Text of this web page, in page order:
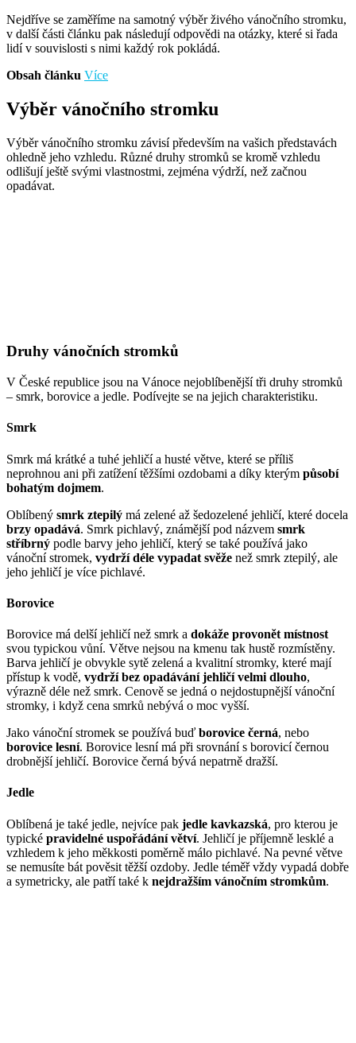
Nejdříve se zaměříme na samotný výběr živého vánočního stromku,
v další části článku pak následují odpovědi na otázky, které si řada
lidí v souvislosti s nimi každý rok pokládá.
Obsah článku Více
Výběr vánočního stromku
Výběr vánočního stromku závisí především na vašich představách
ohledně jeho vzhledu. Různé druhy stromků se kromě vzhledu
odlišují ještě svými vlastnostmi, zejména výdrží, než začnou
opadávat.
Druhy vánočních stromků
V České republice jsou na Vánoce nejoblíbenější tři druhy stromků
– smrk, borovice a jedle. Podívejte se na jejich charakteristiku.
Smrk
Smrk má krátké a tuhé jehličí a husté větve, které se příliš
neprohnou ani při zatížení těžšími ozdobami a díky kterým působí
bohatým dojmem.
Oblíbený smrk ztepilý má zelené až šedozelené jehličí, které docela
brzy opadává. Smrk pichlavý, známější pod názvem smrk
stříbrný podle barvy jeho jehličí, který se také používá jako
vánoční stromek, vydrží déle vypadat svěže než smrk ztepilý, ale
jeho jehličí je více pichlavé.
Borovice
Borovice má delší jehličí než smrk a dokáže provonět místnost
svou typickou vůní. Větve nejsou na kmenu tak hustě rozmístěny.
Barva jehličí je obvykle sytě zelená a kvalitní stromky, které mají
přístup k vodě, vydrží bez opadávání jehličí velmi dlouho,
výrazně déle než smrk. Cenově se jedná o nejdostupnější vánoční
stromky, i když cena smrků nebývá o moc vyšší.
Jako vánoční stromek se používá buď borovice černá, nebo
borovice lesní. Borovice lesní má při srovnání s borovicí černou
drobnější jehličí. Borovice černá bývá nepatrně dražší.
Jedle
Oblíbená je také jedle, nejvíce pak jedle kavkazská, pro kterou je
typické pravidelné uspořádání větví. Jehličí je příjemně lesklé a
vzhledem k jeho měkkosti poměrně málo pichlavé. Na pevné větve
se nemusíte bát pověsit těžší ozdoby. Jedle téměř vždy vypadá dobře
a symetricky, ale patří také k nejdražším vánočním stromkům.